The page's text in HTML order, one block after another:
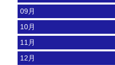
09月
10月
11月
12月